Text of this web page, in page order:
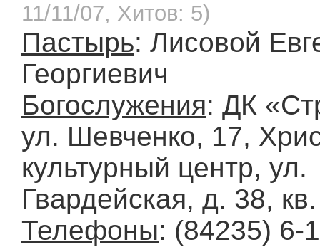
11/11/07, Хитов: 5)
Пастырь: Лисовой
Георгиевич
Богослужения: ДК
ул. Шевченко, 17,
культурный центр, ул.
Гвардейская, д. 38,
Телефоны: (84235) 6-